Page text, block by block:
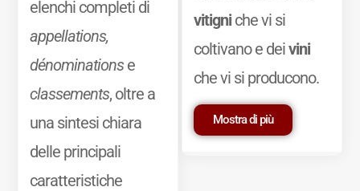
elenchi completi di
appellations,
dénominationse
classements, oltre a
una sintesi chiara
delle principali
caratteristiche
vitigniche vi si
coltivano e deivini
che vi si producono.
Mostra di più